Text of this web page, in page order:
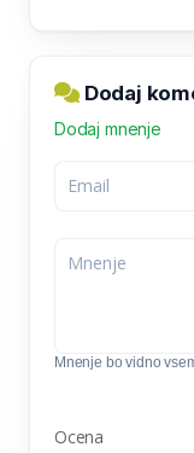
Dodaj
Dodaj mnenje
Mnenje bo vidno
Ocena